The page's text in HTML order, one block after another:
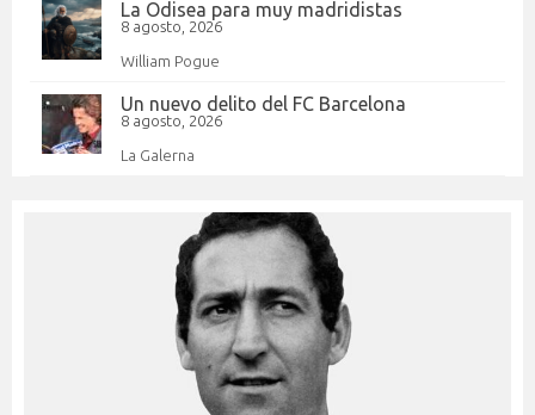
La Odisea para muy madridistas
8 agosto, 2026
William Pogue
Un nuevo delito del FC Barcelona
8 agosto, 2026
La Galerna